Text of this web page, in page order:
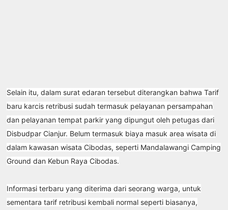
Selain itu, dalam surat edaran tersebut diterangkan bahwa Tarif
baru karcis retribusi sudah termasuk pelayanan persampahan
dan pelayanan tempat parkir yang dipungut oleh petugas dari
Disbudpar Cianjur. Belum termasuk biaya masuk area wisata di
dalam kawasan wisata Cibodas, seperti Mandalawangi Camping
Ground dan Kebun Raya Cibodas.
Informasi terbaru yang diterima dari seorang warga, untuk
sementara tarif retribusi kembali normal seperti biasanya,